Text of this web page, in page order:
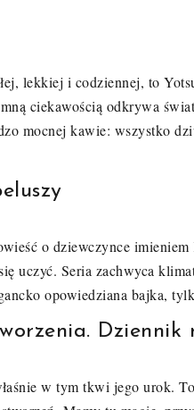
lekkiej i codziennej, to
ciekawością odkrywa
mocnej kawie: wszystko
o dziewczynce
uczyć. Seria zachwyca
opowiedziana bajka,
Dziennik
w tym tkwi jego urok.